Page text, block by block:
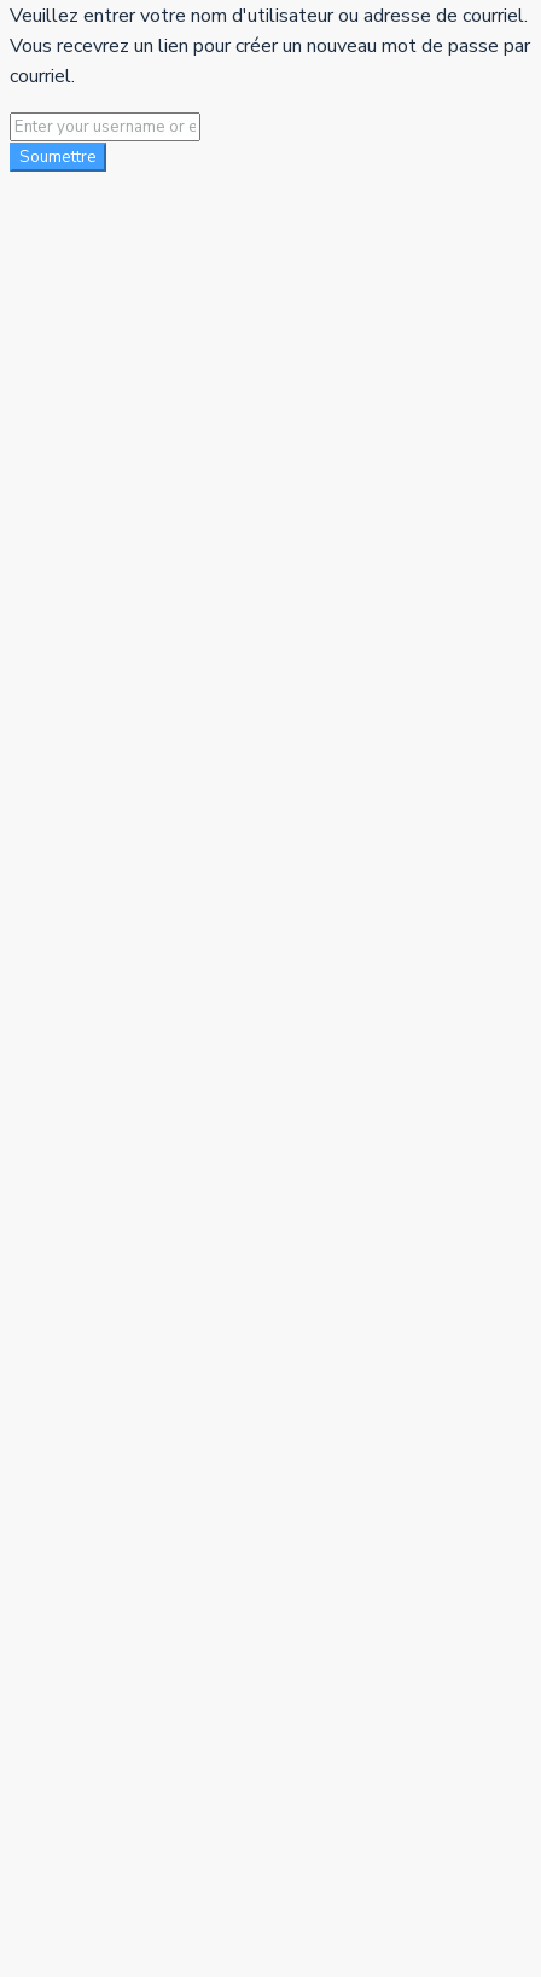
Veuillez entrer votre nom d'utilisateur ou adresse de courriel.
Vous recevrez un lien pour créer un nouveau mot de passe par
courriel.
Soumettre